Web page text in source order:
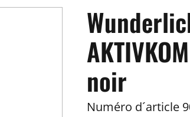
noir
Numéro d´article